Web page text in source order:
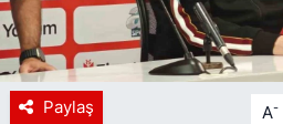
Paylaş A-